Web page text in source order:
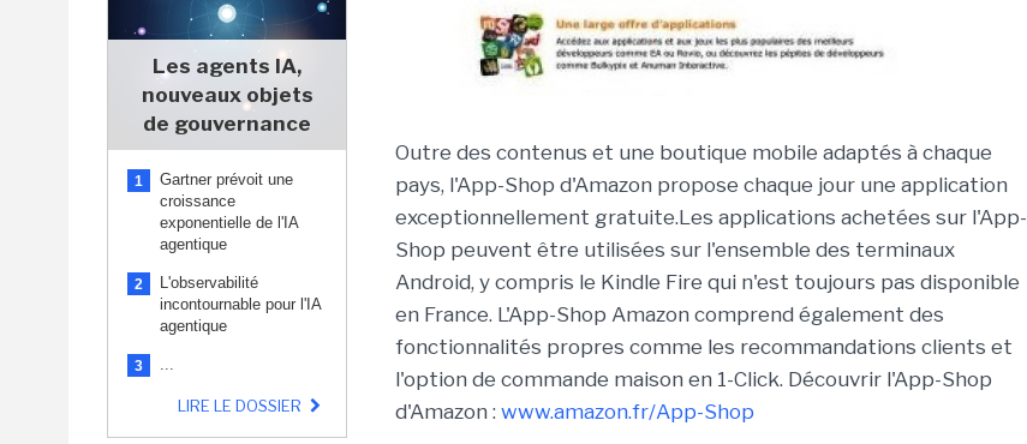
Les agents IA,
nouveaux objets
de gouvernance
1
Gartner prévoit une
croissance
exponentielle de l'IA
agentique
2
L'observabilité
incontournable pour l'IA
agentique
3 ...
LIRE LE DOSSIER
Outre des contenus et une boutique mobile adaptés à chaque
pays, l'App-Shop d'Amazon propose chaque jour une application
exceptionnellement gratuite.Les applications achetées sur l'App-
Shop peuvent être utilisées sur l'ensemble des terminaux
Android, y compris le Kindle Fire qui n'est toujours pas disponible
en France. L'App-Shop Amazon comprend également des
fonctionnalités propres comme les recommandations clients et
l'option de commande maison en 1-Click. Découvrir l'App-Shop
d'Amazon : www.amazon.fr/App-Shop